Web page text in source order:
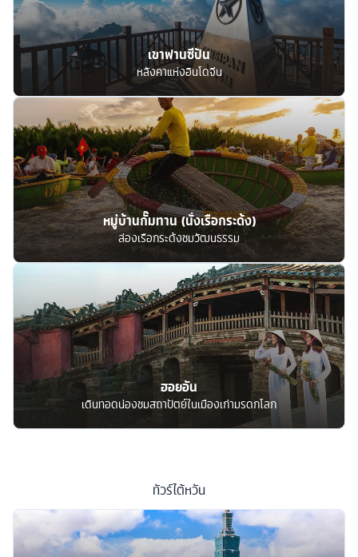
เขาฟานซีปัน
หลังคาแห่งอินโดจีน
หมู่บ้านกั๊มทาน (นั่งเรือกระด้ง)
ล่องเรือกระด้งชมวัฒนธรรม
ฮอยอัน
เดินทอดน่องชมสถาปัตย์ในเมืองเก่ามรดกโลก
ทัวร์ไต้หวัน